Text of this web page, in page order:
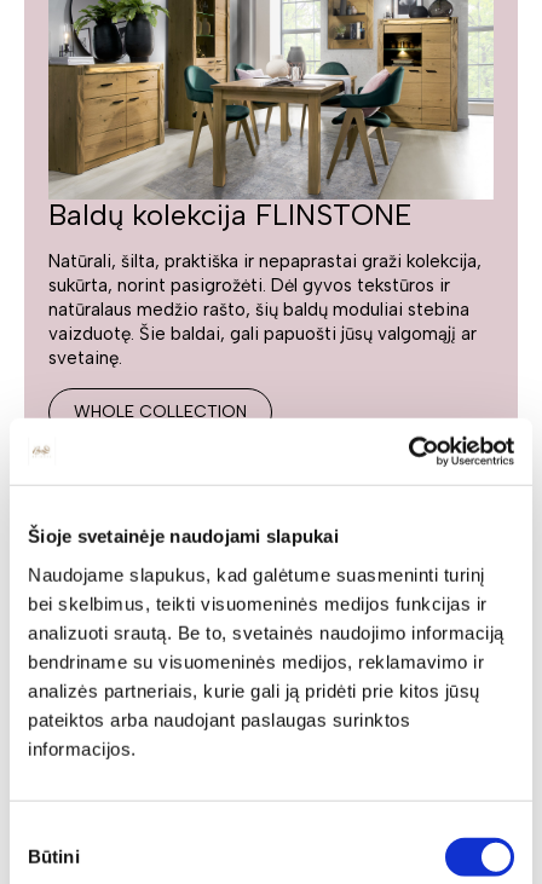
Šioje svetainėje naudojami slapukai
Naudojame slapukus, kad galėtume suasmeninti turinį
bei skelbimus, teikti visuomeninės medijos funkcijas ir
analizuoti srautą. Be to, svetainės naudojimo informaciją
bendriname su visuomeninės medijos, reklamavimo ir
analizės partneriais, kurie gali ją pridėti prie kitos jūsų
pateiktos arba naudojant paslaugas surinktos
informacijos.
pasirinkimas
Būtini
Baldų kolekcija FLINSTONE
Natūrali, šilta, praktiška ir nepaprastai graži kolekcija,
sukūrta, norint pasigrožėti. Dėl gyvos tekstūros ir
natūralaus medžio rašto, šių baldų moduliai stebina
vaizduotę. Šie baldai, gali papuošti jūsų valgomąjį ar
svetainę.
WHOLE COLLECTION
KOKYBIŠKI SVETAINĖS BALDAI
GRAŽŪS SVETAINĖS BALDAI
LENKIŠKI SVETAINĖS BALDAI
SVETAINĖS BALDAI
ŠIUOLAIKINIAI SVETAINĖS BALDAI
MODERNŪS SVETAINĖS BALDAI
MODERNŪS BALDAI
BALDAI SVETAINEI
KORPUSINIAI BALDAI
KOMODOS SVETAINEI
KOMODOS SU STALČIAIS IR DURELĖMIS
KOMODOS SU APŠVIETIMU